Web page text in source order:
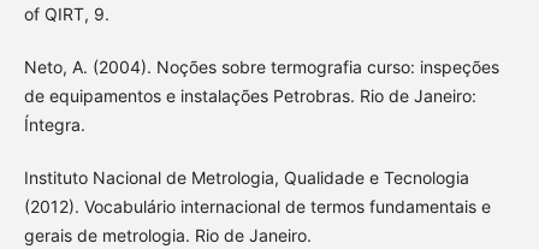
of QIRT, 9.
Neto, A. (2004). Noções sobre termografia curso: inspeções
de equipamentos e instalações Petrobras. Rio de Janeiro:
Íntegra.
Instituto Nacional de Metrologia, Qualidade e Tecnologia
(2012). Vocabulário internacional de termos fundamentais e
gerais de metrologia. Rio de Janeiro.